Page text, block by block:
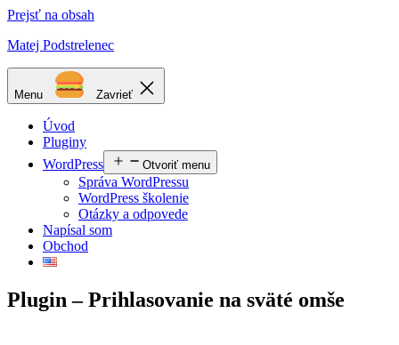
Prejsť na obsah
Matej Podstrelenec
Menu Zavrieť
Úvod
Pluginy
WordPress
Otvoriť menu
Správa WordPressu
WordPress školenie
Otázky a odpovede
Napísal som
Obchod
Plugin – Prihlasovanie na sväté omše